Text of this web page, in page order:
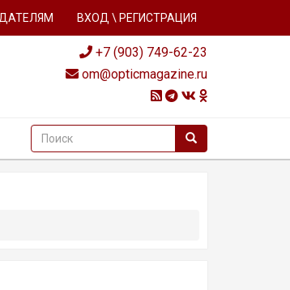
ВХОД \ РЕГИСТРАЦИЯ
+7 (903) 749-62-23
om@opticmagazine.ru